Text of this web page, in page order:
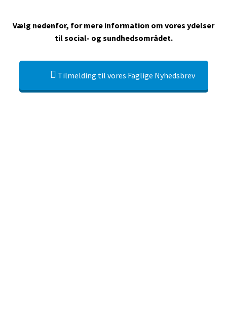
Vælg nedenfor, for mere information om vores ydelser
til social- og sundhedsområdet.
Tilmelding til vores Faglige Nyhedsbrev